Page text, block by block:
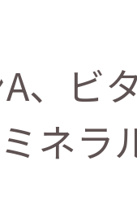
、ビ
ネラ